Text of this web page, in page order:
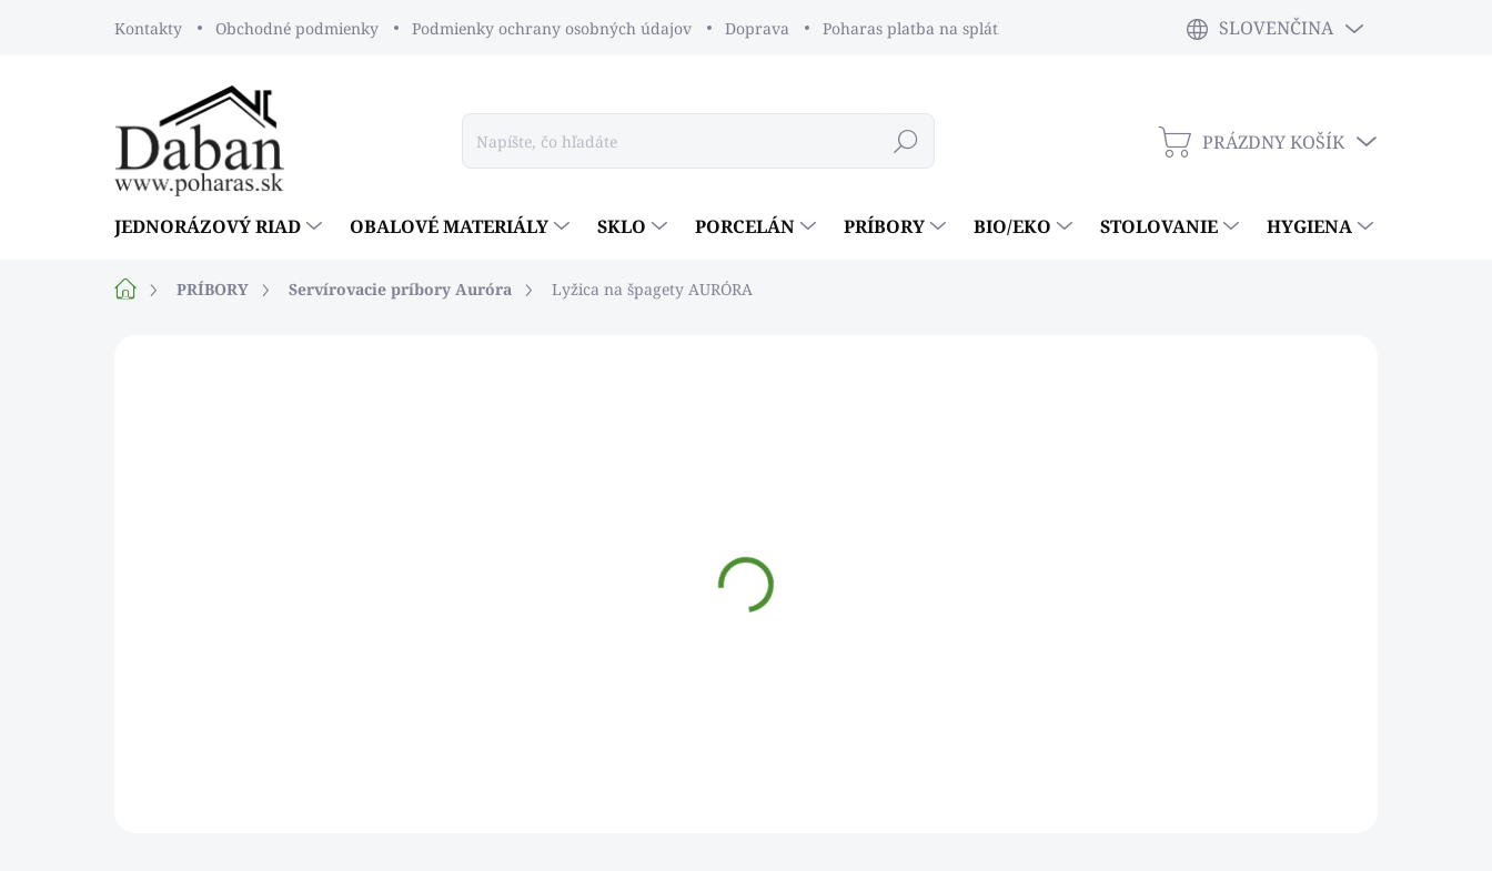
Kontakty Obchodné podmienky Podmienky ochrany osobných údajov Doprava Poharas platba na splátky SLOVENČINA
Hľadať NÁKUPNÝ
PRÁZDNY KOŠÍK
JEDNORÁZOVÝ RIAD OBALOVÉ MATERIÁLY SKLO PORCELÁN PRÍBORY BIO/EKO STOLOVANIE HYGIENA
DomovPRÍBORY Servírovacie príbory Auróra Lyžica na špagety AURÓRA